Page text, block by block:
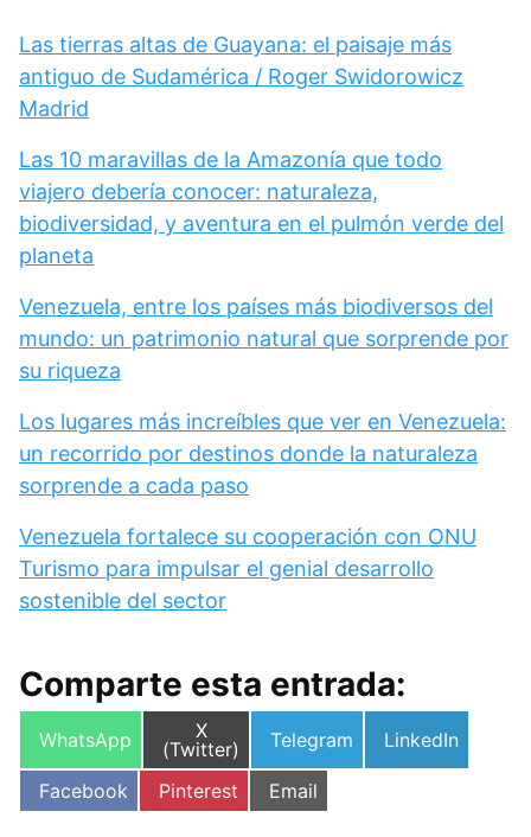
Las tierras altas de Guayana: el paisaje más
antiguo de Sudamérica / Roger Swidorowicz
Madrid
Las 10 maravillas de la Amazonía que todo
viajero debería conocer: naturaleza,
biodiversidad, y aventura en el pulmón verde del
planeta
Venezuela, entre los países más biodiversos del
mundo: un patrimonio natural que sorprende por
su riqueza
Los lugares más increíbles que ver en Venezuela:
un recorrido por destinos donde la naturaleza
sorprende a cada paso
Venezuela fortalece su cooperación con ONU
Turismo para impulsar el genial desarrollo
sostenible del sector
Comparte esta entrada:
Compartir
WhatsApp
Compartir
en
X
(Twitter)
Compartir
Telegram
Compartir
LinkedIn
Compartir
en
Facebook
Compartir
en
Pinterest
Compartir
en
Email